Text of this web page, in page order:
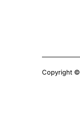
Copyright ©